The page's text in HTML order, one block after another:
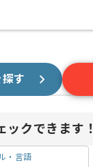
す
クできます！
・言語